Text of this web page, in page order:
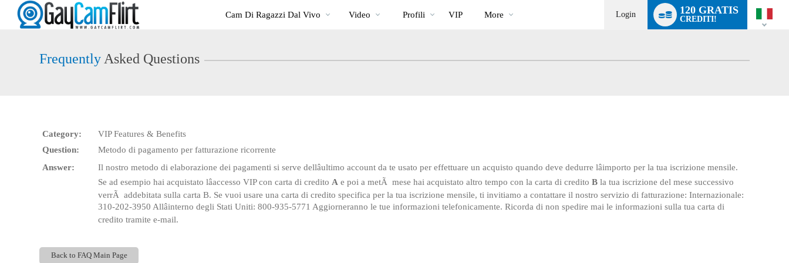
User
status
Cams
Cam Di Ragazzi Dal Vivo
tendenza
Video Profili VIP More Login 120 GRATIS
CREDITI!
Frequently Asked Questions
Category:
VIP Features & Benefits
Question:
Metodo di pagamento per fatturazione ricorrente
Answer:
Il nostro metodo di elaborazione dei pagamenti si serve dellâultimo account da te usato per effettuare un acquisto quando deve dedurre lâimporto per la tua iscrizione mensile.
Se ad esempio hai acquistato lâaccesso VIP con carta di credito A e poi a metÃ mese hai acquistato altro tempo con la carta di creditoB la tua iscrizione del mese successivo
verrÃ addebitata sulla carta B. Se vuoi usare una carta di credito specifica per la tua iscrizione mensile, ti invitiamo a contattare il nostro servizio di fatturazione: Internazionale:
310-202-3950 Allâinterno degli Stati Uniti: 800-935-5771 Aggiorneranno le tue informazioni telefonicamente. Ricorda di non spedire mai le informazioni sulla tua carta di
credito tramite e-mail.
Back to FAQ Main Page